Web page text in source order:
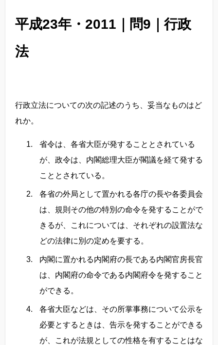
平成23年・2011｜問9｜行政
法
行政立法についての次の記述のうち、妥当なものはど
れか。
省令は、各省大臣が発することとされている
が、政令は、内閣総理大臣が閣議を経て発する
こととされている。
各省の外局として置かれる各庁の長や各委員会
は、規則その他の特別の命令を発することがで
きるが、これについては、それぞれの設置法な
どの法律に別の定めを要する。
内閣に置かれる内閣府の長である内閣官房長官
は、内閣府の命令である内閣府令を発すること
ができる。
各省大臣などは、その所掌事務について公示を
必要とするときは、告示を発することができる
が、これが法規としての性格を有することはな